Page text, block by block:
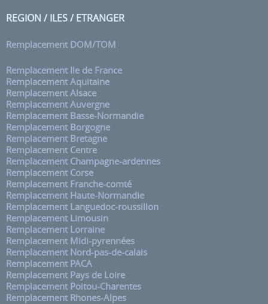
REGION / ILES / ETRANGER
Remplacement DOM/TOM
Remplacement Ile de France
Remplacement Aquitaine
Remplacement Alsace
Remplacement Auvergne
Remplacement Basse-Normandie
Remplacement Borgogne
Remplacement Bretagne
Remplacement Centre
Remplacement Champagne-ardennes
Remplacement Corse
Remplacement Franche-comté
Remplacement Haute-Normandie
Remplacement Languedoc-roussillon
Remplacement Limousin
Remplacement Lorraine
Remplacement Midi-pyrennées
Remplacement Nord-pas-de-calais
Remplacement PACA
Remplacement Pays de Loire
Remplacement Poitou-Charentes
Remplacement Rhones-Alpes